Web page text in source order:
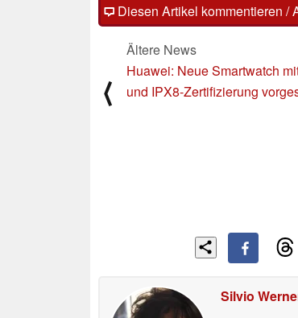
Diesen Artikel kommentieren /
⟨
Ältere News
Huawei: Neue Smartwatch
und IPX8-Zertifizierung
Silvio